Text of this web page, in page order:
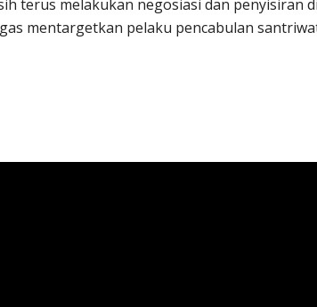
terus melakukan negosiasi dan penyisiran
mentargetkan pelaku pencabulan